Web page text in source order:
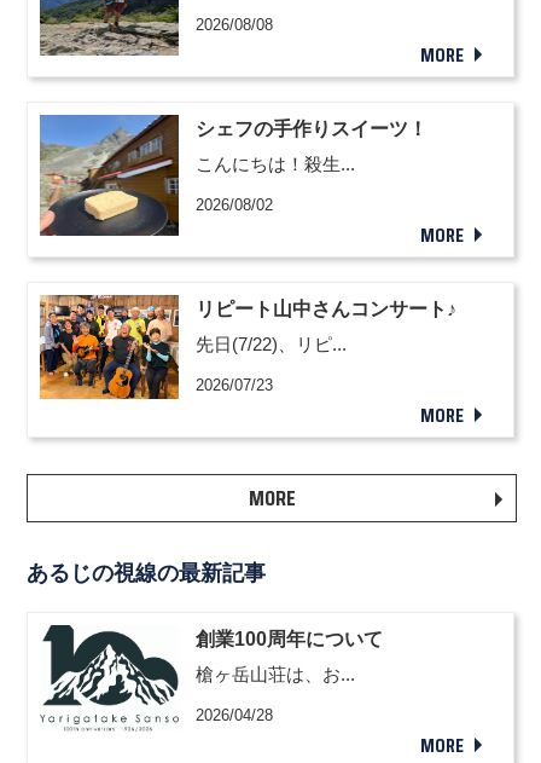
2026/08/08
MORE
シェフの手作りスイーツ！
こんにちは！殺生...
2026/08/02
MORE
リピート山中さんコンサート♪
先日(7/22)、リピ...
2026/07/23
MORE
MORE
あるじの視線の最新記事
創業100周年について
槍ヶ岳山荘は、お...
2026/04/28
MORE